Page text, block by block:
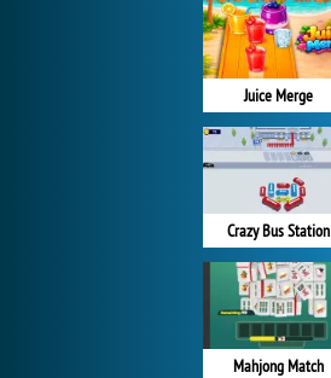
Juice Merge
Crazy Bus Station
Mahjong Match